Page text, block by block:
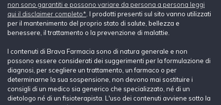
non sono garantiti e possono variare da persona a persona leggi
qui il disclaimer completo* . I prodotti presenti sul sito vanno utilizzati
per il mantenimento del proprio stato di salute, bellezza e
benessere, il trattamento o la prevenzione di malattie.
I contenuti di Brava Farmacia sono di natura generale e non
possono essere considerati dei suggerimenti per la formulazione di
diagnosi, per scegliere un trattamento, un farmaco o per
determinarne la sua sospensione, non devono mai sostituire i
consigli di un medico sia generico che specializzato, né di un
dietologo né di un fisioterapista. L'uso dei contenuti avviene sotto la